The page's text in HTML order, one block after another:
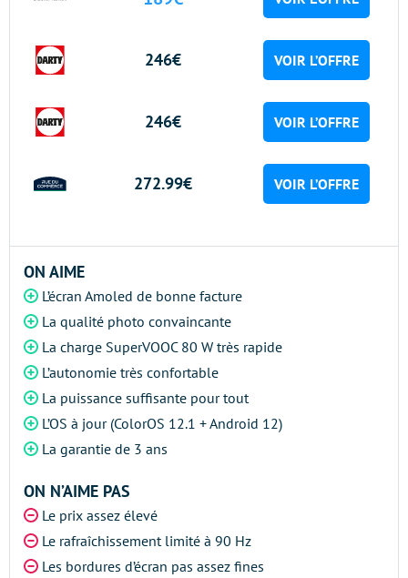
246€ VOIR L’OFFRE
246€ VOIR L’OFFRE
272.99€ VOIR L’OFFRE
ON AIME
L’écran Amoled de bonne facture
La qualité photo convaincante
La charge SuperVOOC 80 W très rapide
L’autonomie très confortable
La puissance suffisante pour tout
L’OS à jour (ColorOS 12.1 + Android 12)
La garantie de 3 ans
ON N’AIME PAS
Le prix assez élevé
Le rafraîchissement limité à 90 Hz
Les bordures d’écran pas assez fines